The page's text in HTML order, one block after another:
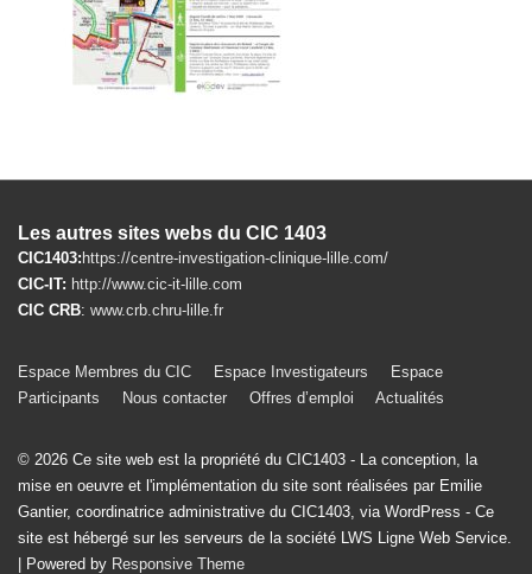
Les autres sites webs du CIC 1403
CIC1403: https://centre-investigation-clinique-lille.com/
CIC-IT: http://www.cic-it-lille.com
CIC CRB: www.crb.chru-lille.fr
Menu
bas
de
page
Espace Membres du CIC Espace Investigateurs
Espace
Participants
Nous contacter Offres d’emploi Actualités
© 2026 Ce site web est la propriété du CIC1403 - La conception, la
mise en oeuvre et l'implémentation du site sont réalisées par Emilie
Gantier, coordinatrice administrative du CIC1403, via WordPress - Ce
site est hébergé sur les serveurs de la société LWS Ligne Web Service.
| Powered by Responsive Theme